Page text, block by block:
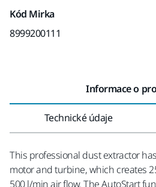
Kód Mirka
8999200111
Informace o
Technické údaje
This professional dust extractor
motor and turbine, which creates
500 l/min air flow. The AutoStart